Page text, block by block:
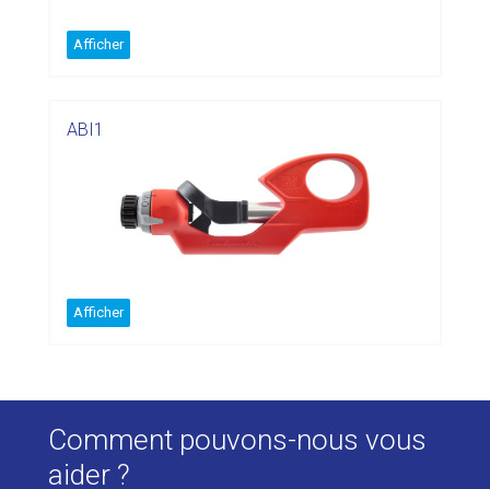
Afficher
ABI1
Afficher
Comment pouvons-nous vous
aider ?